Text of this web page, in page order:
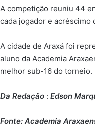
A competição reuniu 44
cada jogador e acréscimo
A cidade de Araxá foi
aluno da Academia
melhor sub-16 do torneio.
Da Redação : Edson
Fonte: Academia